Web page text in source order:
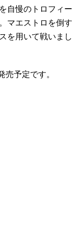
自慢のトロフィー
マエストロを倒す
を用いて戦いまし
売予定です。